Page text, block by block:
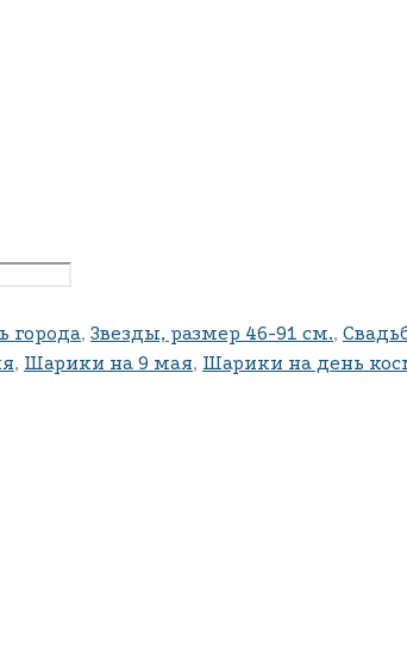
города, Звезды, размер 46-91 см.,
, Шарики на 9 мая, Шарики на день